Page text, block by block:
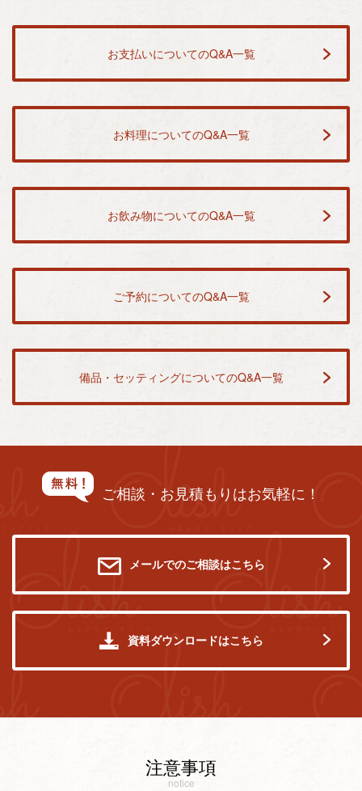
お支払いについてのQ&A一覧
お料理についてのQ&A一覧
お飲み物についてのQ&A一覧
ご予約についてのQ&A一覧
備品・セッティングについてのQ&A一覧
ご相談・お見積もりはお気軽に！
メールでのご相談はこちら
資料ダウンロードはこちら
注意事項
notice